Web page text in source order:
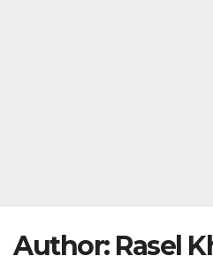
Author: Rasel